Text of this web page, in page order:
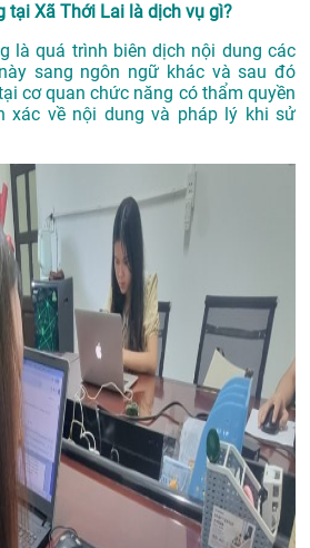
tại Xã Thới Lai là dịch vụ gì?
là quá trình biên dịch nội dung các
sang ngôn ngữ khác và sau đó
cơ quan chức năng có thẩm quyền
xác về nội dung và pháp lý khi sử